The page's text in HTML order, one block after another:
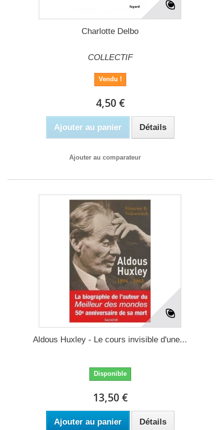
Charlotte Delbo
COLLECTIF
Vendu !
4,50 €
Ajouter au panier Détails
Ajouter au comparateur
Aldous Huxley - Le cours invisible d'une...
Disponible
13,50 €
Ajouter au panier Détails